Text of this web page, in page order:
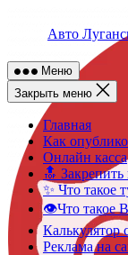
Авто
Меню
Закрыть меню
Главная
Как
Онлайн касса
🔝 Закрепить
✨ Что такое
👁️Что такое
Калькулятор
Реклама на